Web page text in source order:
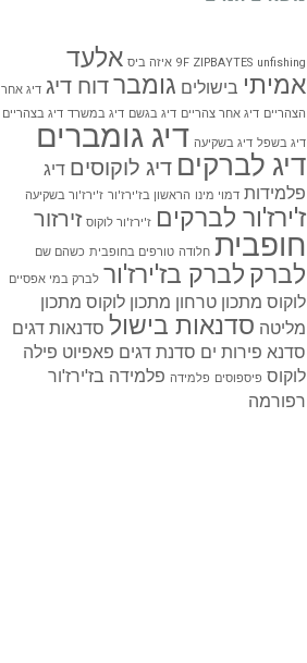
9F ZIPBAYTES unfishing איזה ביס אלעד
אמיתי בישולים גומברדוח דיג דיג אחר
הצהריים דיג אחר צהריים דיג בגשם דיג במשרד דיג בצהריים
דיג בשפל דיג בשקיעה דיג גומברים
דיג לברקים דיג לוקוסים דיג
פלמידות דמוי מינו הראשון בז'ירז'ור ז'ירז'ור בשקיעה
ז'ירז'ור לברקים ז'ירז'ור לוקוס זירזור
חופבית חלודה טורפים בחופבית כשהם שם
לברק לברק בז'ירז'ור לברק במי אפסיים
לוקוס מתכון טרחון מתכון לוקוס מתכון
מליטה סדנאות בישול סדנאות דגים
סדנא פירות ים סדנת דגים פאפיוט פילה
לוקוס פיספוסים פלמידה פלמידה בז'ירז'ור
רפורמה